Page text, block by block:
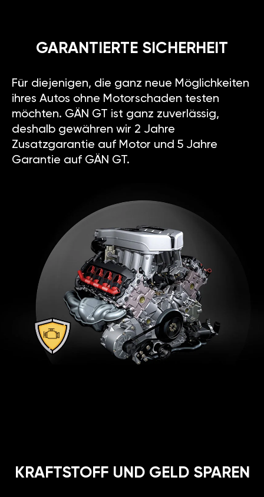
GARANTIERTE SICHERHEIT
Für diejenigen, die ganz neue Möglichkeiten
ihres Autos ohne Motorschaden testen
möchten. GÄN GT ist ganz zuverlässig,
deshalb gewähren wir 2 Jahre
Zusatzgarantie auf Motor und 5 Jahre
Garantie auf GÄN GT.
KRAFTSTOFF UND GELD SPAREN